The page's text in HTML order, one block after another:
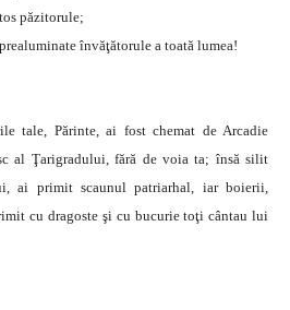
păzitorule;
învăţătorule a toată lumea!
tale, Părinte, ai fost chemat de Arcadie
al Ţarigradului, fără de voia ta; însă silit
ai primit scaunul patriarhal, iar boierii,
cu dragoste şi cu bucurie toţi cântau lui